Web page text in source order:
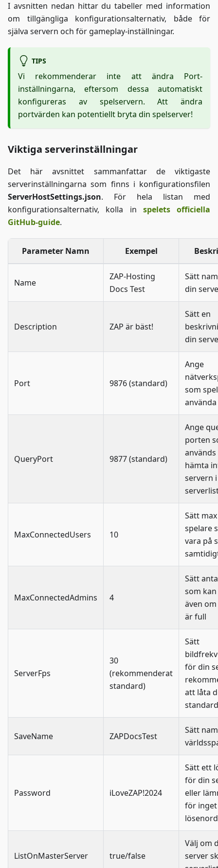
I avsnitten nedan hittar du tabeller med information
om tillgängliga konfigurationsalternativ, både för
själva servern och för gameplay-inställningar.
TIPS
Vi rekommenderar inte att ändra Port-
inställningarna, eftersom dessa automatiskt
konfigureras av spelservern. Att ändra
portvärden kan potentiellt bryta din spelserver!
Viktiga serverinställningar
Det här avsnittet sammanfattar de viktigaste
serverinställningarna som finns i konfigurationsfilen
ServerHostSettings.json. För hela listan med
konfigurationsalternativ, kolla in spelets officiella
GitHub-guide.
Parameter Namn Exempel
Name
ZAP-Hosting
Docs Test
Sätt
din
Description ZAP är bäst!
Sätt en
din
Port 9876 (standard)
Ange
som
använda
QueryPort 9877 (standard)
Ange
porten
hämta
servern i
MaxConnectedUsers 10
Sätt
spelare
vara på
MaxConnectedAdmins 4
Sätt
som
även
är full
ServerFps
30
(rekommenderat
standard)
Sätt
för din
att låta
standard
SaveName ZAPDocsTest
Sätt
Password iLoveZAP!2024
Sätt ett
för din
eller
för inget
lösenord
ListOnMasterServer true/false
Välj om
server